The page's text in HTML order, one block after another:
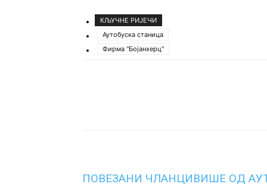
КЉУЧНЕ РИЈЕЧИ
Аутобуска станица
Фирма "Бојанхерц"
ПОВЕЗАНИ ЧЛАНЦИВИШЕ ОД